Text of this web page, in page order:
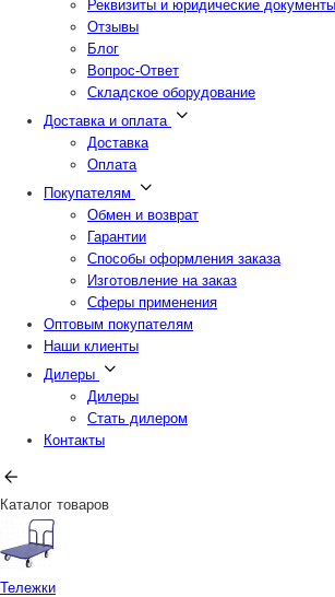
Реквизиты и юридические документы
Отзывы
Блог
Вопрос-Ответ
Складское оборудование
Доставка и оплата
Доставка
Оплата
Покупателям
Обмен и возврат
Гарантии
Способы оформления заказа
Изготовление на заказ
Сферы применения
Оптовым покупателям
Наши клиенты
Дилеры
Дилеры
Стать дилером
Контакты
Каталог товаров
Тележки